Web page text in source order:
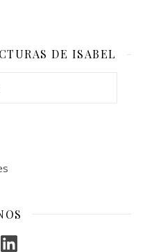
DE ISABEL
LinkedIn